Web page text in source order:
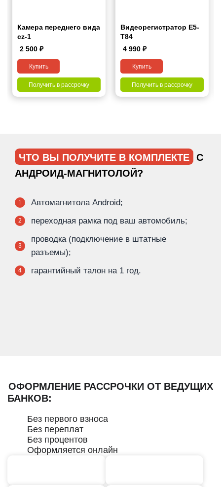
Камера переднего вида
cz-1
2 500 ₽
Купить
Получить в рассрочку
Видеорегистратор Е5-
Т84
4 990 ₽
Купить
Получить в рассрочку
ЧТО ВЫ ПОЛУЧИТЕ В КОМПЛЕКТЕ
С
АНДРОИД-МАГНИТОЛОЙ?
1 Автомагнитола Android;
2 переходная рамка под ваш автомобиль;
3
проводка (подключение в штатные
разъемы);
4 гарантийный талон на 1 год.
ОФОРМЛЕНИЕ РАССРОЧКИ ОТ ВЕДУЩИХ
БАНКОВ:
Без первого взноса
Без переплат
Без процентов
Оформляется онлайн